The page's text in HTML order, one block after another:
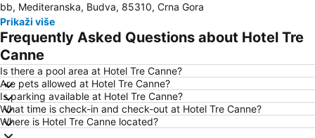
Seljanovo
Lučice
Kraljičina plaža
Stari grad Budva
Pržno
Porto Montenegro
Žanjice
Buljarica
Gradska plaža
Ostrvo cveća
Tivat
Crvena plaža
Waikiki
bb, Mediteranska, Budva, 85310, Crna Gora
Prikaži više
Frequently Asked Questions about Hotel Tre
Canne
Is there a pool area at Hotel Tre Canne?
Are pets allowed at Hotel Tre Canne?
Is parking available at Hotel Tre Canne?
What time is check-in and check-out at Hotel Tre Canne?
Where is Hotel Tre Canne located?